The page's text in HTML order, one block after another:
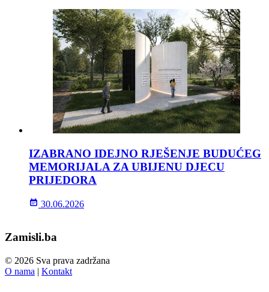
IZABRANO IDEJNO RJEŠENJE BUDUĆEG
MEMORIJALA ZA UBIJENU DJECU
PRIJEDORA
30.06.2026
Zamisli.ba
© 2026 Sva prava zadržana
O nama | Kontakt